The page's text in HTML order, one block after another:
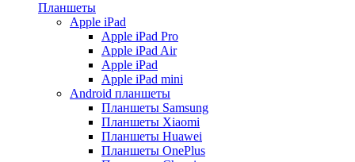
Планшеты
Apple iPad
Apple iPad Pro
Apple iPad Air
Apple iPad
Apple iPad mini
Android планшеты
Планшеты Samsung
Планшеты Xiaomi
Планшеты Huawei
Планшеты OnePlus